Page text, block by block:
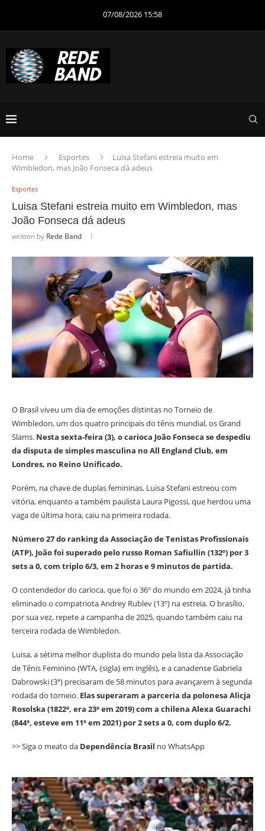
07/08/2026 15:58
Home Esportes
Luisa Stefani estreia muito em
Wimbledon, mas João Fonseca dá adeus
Esportes
Luisa Stefani estreia muito em Wimbledon, mas
João Fonseca dá adeus
written by Rede Band
O Brasil viveu um dia de emoções distintas no Torneio de
Wimbledon, um dos quatro principais do tênis mundial, os Grand
Slams. Nesta sexta-feira (3), o carioca João Fonseca se despediu
da disputa de simples masculina no All England Club, em
Londres, no Reino Unificado.
Porém, na chave de duplas femininas, Luisa Stefani estreou com
vitória, enquanto a também paulista Laura Pigossi, que herdou uma
vaga de última hora, caiu na primeira rodada.
Número 27 do ranking da Associação de Tenistas Profissionais
(ATP), João foi superado pelo russo Roman Safiullin (132º) por 3
sets a 0, com triplo 6/3, em 2 horas e 9 minutos de partida.
O contendedor do carioca, que foi o 36º do mundo em 2024, já tinha
eliminado o compatriota Andrey Rublev (13º) na estreia. O brasílio,
por sua vez, repete a campanha de 2025, quando também caiu na
terceira rodada de Wimbledon.
Luisa, a sétima melhor duplista do mundo pela lista da Associação
de Tênis Feminino (WTA, {sigla} em inglês), e a canadense Gabriela
Dabrowski (3ª) precisaram de 58 minutos para avançarem à segunda
rodada do torneio. Elas superaram a parceria da polonesa Alicja
Rosolska (1822ª, era 23ª em 2019) com a chilena Alexa Guarachi
(844ª, esteve em 11º em 2021) por 2 sets a 0, com duplo 6/2.
>> Siga o meato da Dependência Brasil no WhatsApp